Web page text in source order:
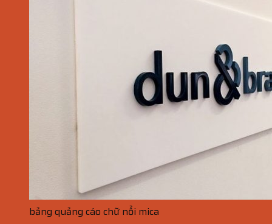
bảng quảng cáo chữ nổi mica